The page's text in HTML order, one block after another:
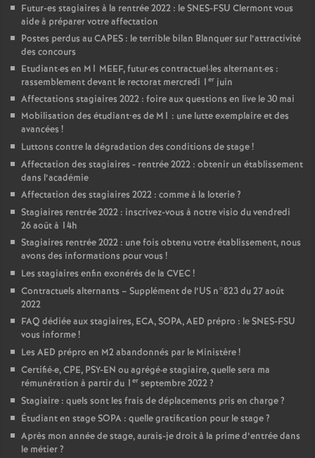
Futur-es stagiaires à la rentrée 2022 : le SNES-FSU Clermont vous
aide à préparer votre affectation
Postes perdus au CAPES : le terrible bilan Blanquer sur l’attractivité
des concours
Etudiant·es en M1 MEEF, futur·es contractuel·les alternant·es :
rassemblement devant le rectorat mercredi 1 er juin
Affectations stagiaires 2022 : foire aux questions en live le 30 mai
Mobilisation des étudiant•es de M1 : une lutte exemplaire et des
avancées !
Luttons contre la dégradation des conditions de stage!
Affectation des stagiaires - rentrée 2022 : obtenir un établissement
dans l’académie
Affectation des stagiaires 2022 : comme à la loterie?
Stagiaires rentrée 2022 : inscrivez-vous à notre visio du vendredi
26 août à 14h
Stagiaires rentrée 2022 : une fois obtenu votre établissement, nous
avons des informations pour vous !
Les stagiaires enfin exonérés de la CVEC!
Contractuels alternants – Supplément de l’US n°823 du 27 août
2022
FAQ dédiée aux stagiaires, ECA, SOPA, AED prépro : le SNES-FSU
vous informe!
Les AED prépro en M2 abandonnés par le Ministère!
Certifié·e, CPE, PSY-EN ou agrégé·e stagiaire, quelle sera ma
rémunération à partir du 1 er septembre 2022?
Stagiaire : quels sont les frais de déplacements pris en charge?
Étudiant en stage SOPA : quelle gratification pour le stage?
Après mon année de stage, aurais-je droit à la prime d’entrée dans
le métier?